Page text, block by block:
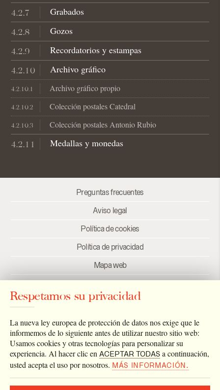
4.2.7 Grabados
4.2.8 Gozos
4.2.9 Recordatorios y estampas
4.2.10 Archivo gráfico
4.2.10.1 Archivo gráfico propio
4.2.10.2 Colección postales Catedral
4.2.10.3
Colección postales Antonio Rubio
4.2.11
Medallas y monedas
Preguntas frecuentes
Aviso legal
Política de cookies
Política de privacidad
Mapa web
Enlaces
Newsletter
Respetamos su privacidad
La nueva ley europea de protección de datos nos exige que le
informemos de lo siguiente antes de utilizar nuestro sitio web:
Usamos cookies y otras tecnologías para personalizar su
experiencia. Al hacer clic en ACEPTAR TODAS a continuación,
usted acepta el uso por nosotros. MÁS INFORMACIÓN.